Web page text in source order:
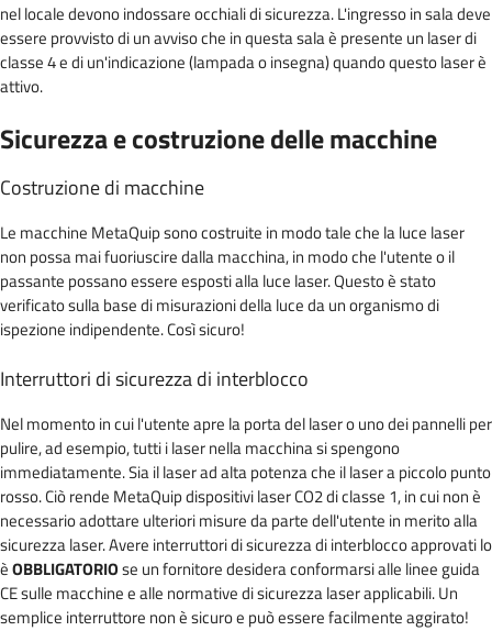
nel locale devono indossare occhiali di sicurezza. L'ingresso in sala deve
essere provvisto di un avviso che in questa sala è presente un laser di
classe 4 e di un'indicazione (lampada o insegna) quando questo laser è
attivo.
Sicurezza e costruzione delle macchine
Costruzione di macchine
Le macchine MetaQuip sono costruite in modo tale che la luce laser
non possa mai fuoriuscire dalla macchina, in modo che l'utente o il
passante possano essere esposti alla luce laser. Questo è stato
verificato sulla base di misurazioni della luce da un organismo di
ispezione indipendente. Così sicuro!
Interruttori di sicurezza di interblocco
Nel momento in cui l'utente apre la porta del laser o uno dei pannelli per
pulire, ad esempio, tutti i laser nella macchina si spengono
immediatamente. Sia il laser ad alta potenza che il laser a piccolo punto
rosso. Ciò rende MetaQuip dispositivi laser CO2 di classe 1, in cui non è
necessario adottare ulteriori misure da parte dell'utente in merito alla
sicurezza laser. Avere interruttori di sicurezza di interblocco approvati lo
èOBBLIGATORIOse un fornitore desidera conformarsi alle linee guida
CE sulle macchine e alle normative di sicurezza laser applicabili. Un
semplice interruttore non è sicuro e può essere facilmente aggirato!